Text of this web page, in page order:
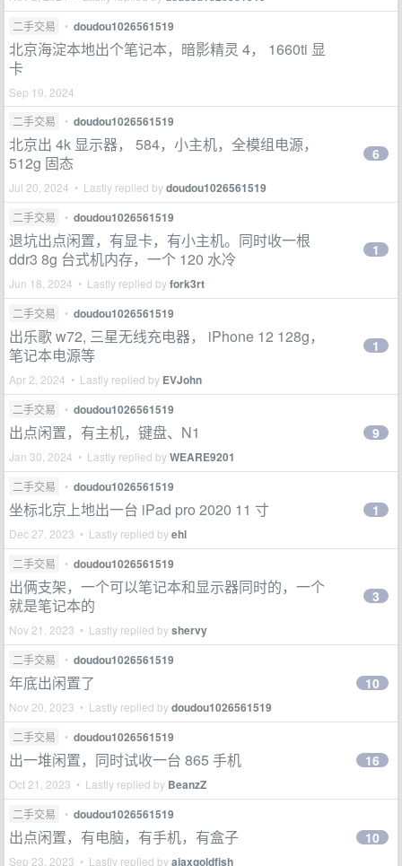
二手交易 • doudou1026561519
北京海淀本地出个笔记本，暗影精灵 4， 1660ti 显
卡
Sep 19, 2024
二手交易
• doudou1026561519
北京出 4k 显示器， 584，小主机，全模组电源，
512g 固态
Jul 20, 2024 • Lastly replied bydoudou1026561519
6
二手交易 • doudou1026561519
退坑出点闲置，有显卡，有小主机。同时收一根
ddr3 8g 台式机内存，一个 120 水冷
Jun 18, 2024 • Lastly replied byfork3rt
1
二手交易 • doudou1026561519
出乐歌 w72, 三星无线充电器， iPhone 12 128g，
笔记本电源等
Apr 2, 2024 • Lastly replied by EVJohn
1
二手交易 • doudou1026561519
出点闲置，有主机，键盘、N1
Jan 30, 2024 • Lastly replied byWEARE9201
9
二手交易 • doudou1026561519
坐标北京上地出一台 iPad pro 2020 11 寸
Dec 27, 2023 • Lastly replied byehl
1
二手交易 • doudou1026561519
出俩支架，一个可以笔记本和显示器同时的，一个
就是笔记本的
Nov 21, 2023 • Lastly replied byshervy
3
二手交易 • doudou1026561519
年底出闲置了
Nov 20, 2023 • Lastly replied bydoudou1026561519
10
二手交易 • doudou1026561519
出一堆闲置，同时试收一台 865 手机
Oct 21, 2023 • Lastly replied by BeanzZ
16
二手交易 • doudou1026561519
出点闲置，有电脑，有手机，有盒子
Sep 23, 2023 • Lastly replied byajaxgoldfish
10